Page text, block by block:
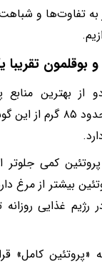
به تفاوت‌ها و
بوقلمون
از بهترین
می‌شوند. در هر وعده
پروتئین کمی
۰.۴ گرم پروتئین بیشتر از
رژیم غذایی
کامل»